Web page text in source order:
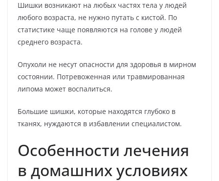
Шишки возникают на любых частях тела у людей
любого возраста, не нужно путать с кистой. По
статистике чаще появляются на голове у людей
среднего возраста.
Опухоли не несут опасности для здоровья в мирном
состоянии. Потревоженная или травмированная
липома может воспалиться.
Большие шишки, которые находятся глубоко в
тканях, нуждаются в избавлении специалистом.
Особенности лечения
в домашних условиях